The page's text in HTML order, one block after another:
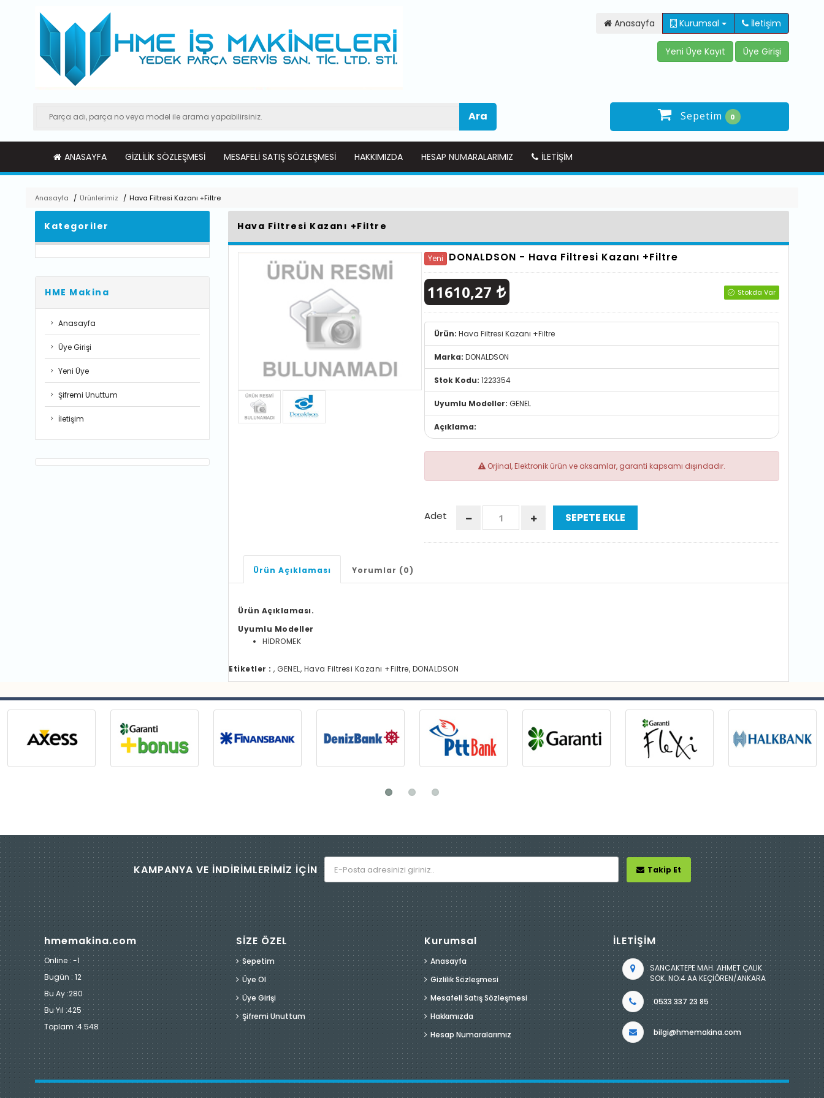
Anasayfa Kurumsal İletişim
Ara Sepetim 0
ANASAYFA GIZLILIK SÖZLEŞMESI MESAFELI SATIŞ SÖZLEŞMESI HAKKIMIZDA HESAP NUMARALARIMIZ İLETIŞIM
Anasayfa / Ürünlerimiz / Hava Filtresi Kazanı +Filtre
Kategoriler
HME Makina
Anasayfa
Üye Girişi
Yeni Üye
Şifremi Unuttum
İletişim
Hava Filtresi Kazanı +Filtre
Yeni DONALDSON - Hava Filtresi Kazanı +Filtre
11610,27 Stokda Var
Ürün: Hava Filtresi Kazanı +Filtre
Marka: DONALDSON
Stok Kodu: 1223354
Uyumlu Modeller: GENEL
Açıklama:
Orjinal, Elektronik ürün ve aksamlar, garanti kapsamı dışındadır.
Adet SEPETE EKLE
Ürün Açıklaması Yorumlar (0)
Ürün Açıklaması.
Uyumlu Modeller
HİDROMEK
Etiketler : , GENEL, Hava Filtresi Kazanı +Filtre, DONALDSON
KAMPANYA VE İNDİRİMLERİMİZ İÇİN Takip Et
hmemakina.com
Online : -1
Bugün :12
Bu Ay :280
Bu Yıl :425
Toplam :4.548
SİZE ÖZEL
Sepetim
Üye Ol
Üye Girişi
Şifremi Unuttum
Kurumsal
Anasayfa
Gizlilik Sözleşmesi
Mesafeli Satış Sözleşmesi
Hakkımızda
Hesap Numaralarımız
İLETİŞİM
SANCAKTEPE MAH. AHMET ÇALIK
SOK. NO:4 AA KEÇİÖREN/ANKARA
0533 337 23 85
bilgi@hmemakina.com